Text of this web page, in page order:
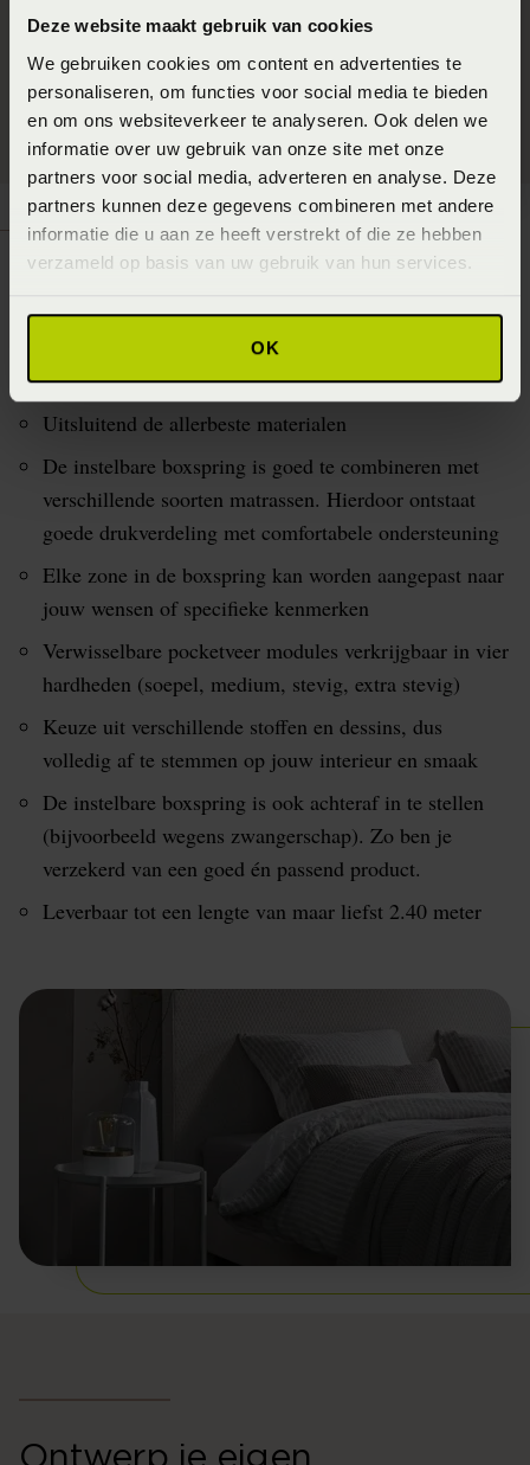
Deze website maakt gebruik van cookies
We gebruiken cookies om content en advertenties te
personaliseren, om functies voor social media te bieden
en om ons websiteverkeer te analyseren. Ook delen we
informatie over uw gebruik van onze site met onze
partners voor social media, adverteren en analyse. Deze
partners kunnen deze gegevens combineren met andere
informatie die u aan ze heeft verstrekt of die ze hebben
verzameld op basis van uw gebruik van hun services.
OK
Voordelen instelbare
boxspring
Uitsluitend de allerbeste materialen
De instelbare boxspring is goed te combineren met
verschillende soorten matrassen. Hierdoor ontstaat
goede drukverdeling met comfortabele ondersteuning
Elke zone in de boxspring kan worden aangepast naar
jouw wensen of specifieke kenmerken
Verwisselbare pocketveer modules verkrijgbaar in vier
hardheden (soepel, medium, stevig, extra stevig)
Keuze uit verschillende stoffen en dessins, dus
volledig af te stemmen op jouw interieur en smaak
De instelbare boxspring is ook achteraf in te stellen
(bijvoorbeeld wegens zwangerschap). Zo ben je
verzekerd van een goed én passend product.
Leverbaar tot een lengte van maar liefst 2.40 meter
Ontwerp je eigen